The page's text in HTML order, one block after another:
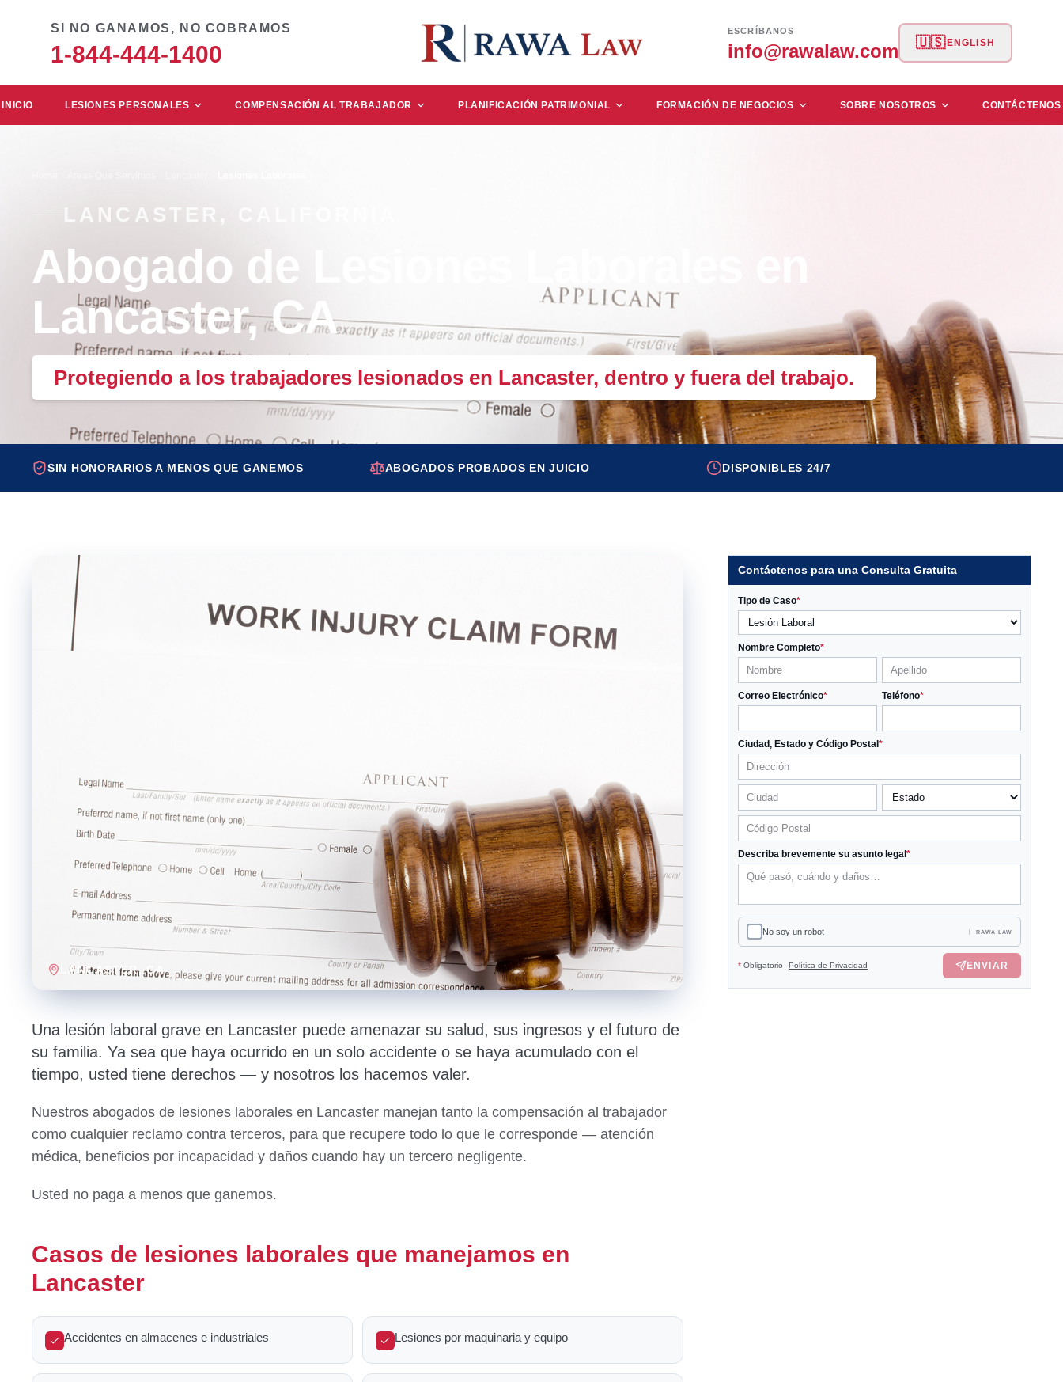
SI NO GANAMOS, NO COBRAMOS
1-844-444-1400
ESCRÍBANOS
info@rawalaw.com 🇺🇸 ENGLISH
INICIO LESIONES PERSONALES COMPENSACIÓN AL TRABAJADOR PLANIFICACIÓN PATRIMONIAL FORMACIÓN DE NEGOCIOS SOBRE NOSOTROS CONTÁCTENOS
LANCASTER, CALIFORNIA
Abogado de Lesiones Laborales en
Lancaster, CA
Protegiendo a los trabajadores lesionados en Lancaster, dentro y fuera del trabajo.
SIN HONORARIOS A MENOS QUE GANEMOS ABOGADOS PROBADOS EN JUICIO DISPONIBLES 24/7
LANCASTER, CA
Una lesión laboral grave en Lancaster puede amenazar su salud, sus ingresos y el futuro de
su familia. Ya sea que haya ocurrido en un solo accidente o se haya acumulado con el
tiempo, usted tiene derechos — y nosotros los hacemos valer.
Nuestros abogados de lesiones laborales en Lancaster manejan tanto la compensación al trabajador
como cualquier reclamo contra terceros, para que recupere todo lo que le corresponde — atención
médica, beneficios por incapacidad y daños cuando hay un tercero negligente.
Usted no paga a menos que ganemos.
Casos de lesiones laborales que manejamos en
Lancaster
Accidentes en almacenes e industriales Lesiones por maquinaria y equipo
Contáctenos para una Consulta Gratuita
Tipo de Caso*
Nombre Completo*
Correo Electrónico* Teléfono*
Ciudad, Estado y Código Postal *
Describa brevemente su asunto legal *
No soy un robot RAWA LAW
* Obligatorio Política de Privacidad ENVIAR